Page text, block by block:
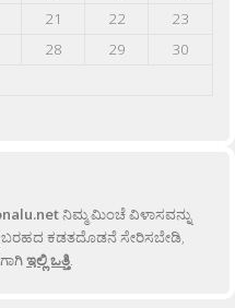
21 22
23
28 29
30
ನಿಮ್ಮ ಮಿಂಚೆ ವಿಳಾಸವನ್ನು
ಬರಹದ ಕಡತದೊಡನೆ ಸೇರಿಸಬೇಡಿ,
ಇಲ್ಲಿ ಒತ್ತಿ.